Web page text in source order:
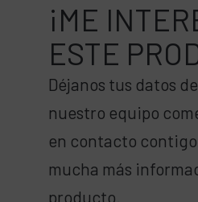
¡ME
ESTE
Déjanos tus datos
nuestro equipo
en contacto
mucha más
producto.